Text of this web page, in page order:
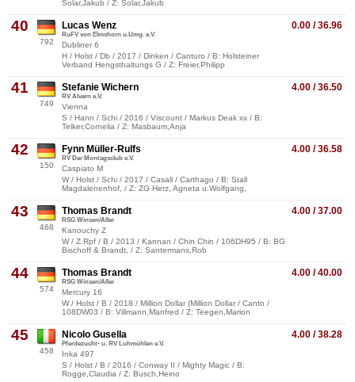
Solar,Jakub / Z: Solar,Jakub
40
792
0.00 / 36.96
Lucas Wenz
RuFV von Elmshorn u.Umg. e.V.
Dubliner 6
H / Holst / Db / 2017 / Dinken / Canturo / B: Holsteiner
Verband Hengsthaltungs G / Z: Freier,Philipp
41
749
4.00 / 36.50
Stefanie Wichern
RV Alvern e.V.
Vienna
S / Hann / Schi / 2016 / Viscount / Markus Deak xx / B:
Telker,Cornelia / Z: Masbaum,Anja
42
150
4.00 / 36.58
Fynn Müller-Rulfs
RV Der Montagsclub e.V.
Caspiato M
W / Holst / Schi / 2017 / Casall / Carthago / B: Stall
Magdalenenhof, / Z: ZG Herz, Agneta u.Wolfgang,
43
468
4.00 / 37.00
Thomas Brandt
RSG Winsen/Aller
Kanouchy Z
W / Z.Rpf / B / 2013 / Kannan / Chin Chin / 106DH95 / B: BG
Bischoff & Brandt, / Z: Santermans,Rob
44
574
4.00 / 40.00
Thomas Brandt
RSG Winsen/Aller
Mercury 16
W / Holst / B / 2018 / Million Dollar (Million Dollar / Canto /
108DW03 / B: Villmann,Manfred / Z: Teegen,Marion
45
458
4.00 / 38.28
Nicolo Gusella
Pferdezucht- u. RV Luhmühlen e.V.
Inka 497
S / Holst / B / 2016 / Conway II / Mighty Magic / B:
Rogge,Claudia / Z: Busch,Heino